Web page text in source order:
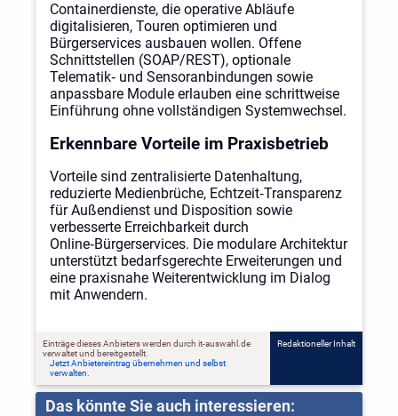
Containerdienste, die operative Abläufe
digitalisieren, Touren optimieren und
Bürgerservices ausbauen wollen. Offene
Schnittstellen (SOAP/REST), optionale
Telematik‑ und Sensoranbindungen sowie
anpassbare Module erlauben eine schrittweise
Einführung ohne vollständigen Systemwechsel.
Erkennbare Vorteile im Praxisbetrieb
Vorteile sind zentralisierte Datenhaltung,
reduzierte Medienbrüche, Echtzeit‑Transparenz
für Außendienst und Disposition sowie
verbesserte Erreichbarkeit durch
Online‑Bürgerservices. Die modulare Architektur
unterstützt bedarfsgerechte Erweiterungen und
eine praxisnahe Weiterentwicklung im Dialog
mit Anwendern.
Einträge dieses Anbieters werden durch it-auswahl.de
verwaltet und bereitgestellt.
Jetzt Anbietereintrag übernehmen und selbst
verwalten.
Redaktioneller Inhalt
Das könnte Sie auch interessieren: